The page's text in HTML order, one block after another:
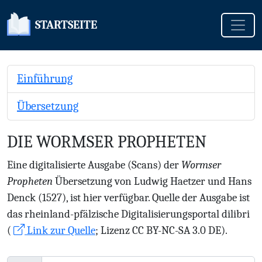
STARTSEITE
Einführung
Übersetzung
DIE WORMSER PROPHETEN
Eine digitalisierte Ausgabe (Scans) der Wormser
ProphetenÜbersetzung von Ludwig Haetzer und Hans
Denck (1527), ist hier verfügbar. Quelle der Ausgabe ist
das rheinland-pfälzische Digitalisierungsportal dilibri
(
Link zur Quelle; Lizenz CC BY-NC-SA 3.0 DE).